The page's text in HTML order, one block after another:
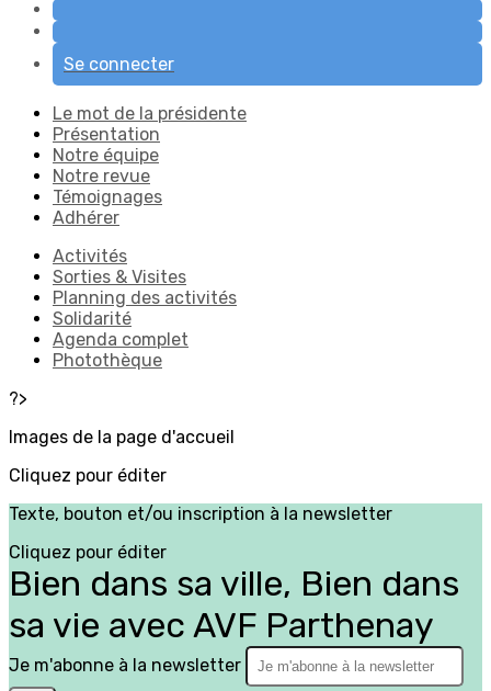
Se connecter
Le mot de la présidente
Présentation
Notre équipe
Notre revue
Témoignages
Adhérer
Activités
Sorties & Visites
Planning des activités
Solidarité
Agenda complet
Photothèque
?>
Images de la page d'accueil
Cliquez pour éditer
Texte, bouton et/ou inscription à la newsletter
Cliquez pour éditer
Bien dans sa ville, Bien dans
sa vie avec AVF Parthenay
Je m'abonne à la newsletter